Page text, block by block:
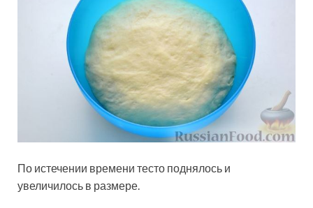
По истечении времени тесто поднялось и
увеличилось в размере.